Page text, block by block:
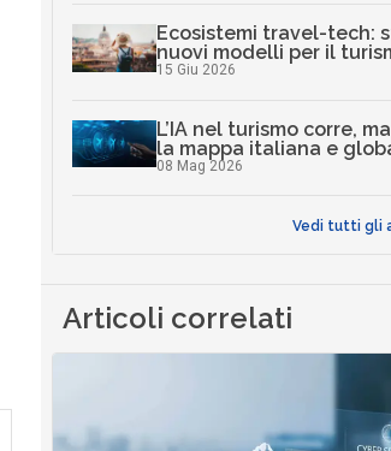
Ecosistemi travel-tech:
nuovi modelli per il
15 Giu 2026
L’IA nel turismo corre,
la mappa italiana e
08 Mag 2026
Vedi tutti gli
Articoli correlati